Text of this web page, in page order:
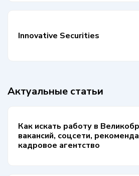
Innovative Securities
Актуальные статьи
Как искать работу в
вакансий, соцсети,
кадровое агентство